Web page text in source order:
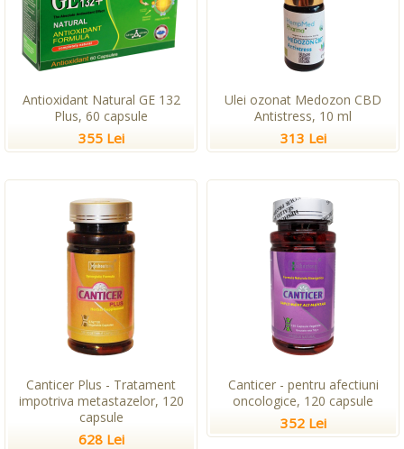
Antioxidant Natural GE 132
Plus, 60 capsule
355 Lei
Ulei ozonat Medozon CBD
Antistress, 10 ml
313 Lei
Canticer Plus - Tratament
impotriva metastazelor, 120
capsule
628 Lei
Canticer - pentru afectiuni
oncologice, 120 capsule
352 Lei